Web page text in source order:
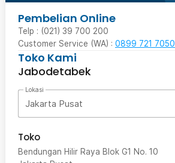
Pembelian Online
Telp : (021) 39 700 200
Customer Service (WA) : 0899 721 7050
Toko Kami
Jabodetabek
Lokasi
Jakarta Pusat
Toko
Bendungan Hilir Raya Blok G1 No. 10